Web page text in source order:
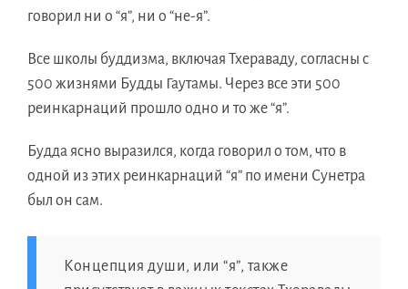
говорил ни о “я”, ни о “не-я”.
Все школы буддизма, включая Тхераваду, согласны с
500 жизнями Будды Гаутамы. Через все эти 500
реинкарнаций прошло одно и то же “я”.
Будда ясно выразился, когда говорил о том, что в
одной из этих реинкарнаций “я” по имени Сунетра
был он сам.
Концепция души, или “я”, также